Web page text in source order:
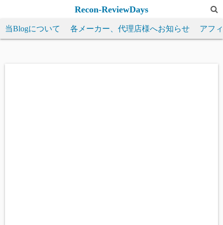
テ
Recon-ReviewDays
当Blogについて 各メーカー、代理店様へお知らせ アフ